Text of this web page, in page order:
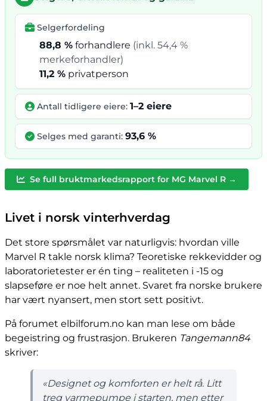
Selgerfordeling
88,8 % forhandlere (inkl. 54,4 %
merkeforhandler)
11,2 % privatperson
Antall tidligere eiere: 1–2 eiere
Selges med garanti: 93,6 %
Se full bruktmarkedsrapport for MG Marvel R →
Livet i norsk vinterhverdag
Det store spørsmålet var naturligvis: hvordan ville
Marvel R takle norsk klima? Teoretiske rekkevidder og
laboratorietester er én ting – realiteten i -15 og
slapseføre er noe helt annet. Svaret fra norske brukere
har vært nyansert, men stort sett positivt.
På forumet elbilforum.no kan man lese om både
begeistring og frustrasjon. Brukeren Tangemann84
skriver:
«Designet og komforten er helt rå. Litt
treg varmepumpe i starten, men etter